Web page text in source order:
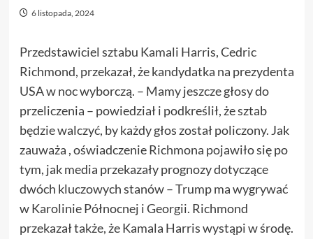
6 listopada, 2024
Przedstawiciel sztabu Kamali Harris, Cedric
Richmond, przekazał, że kandydatka na prezydenta
USA w noc wyborczą. – Mamy jeszcze głosy do
przeliczenia – powiedział i podkreślił, że sztab
będzie walczyć, by każdy głos został policzony. Jak
zauważa , oświadczenie Richmona pojawiło się po
tym, jak media przekazały prognozy dotyczące
dwóch kluczowych stanów – Trump ma wygrywać
w Karolinie Północnej i Georgii. Richmond
przekazał także, że Kamala Harris wystąpi w środę.